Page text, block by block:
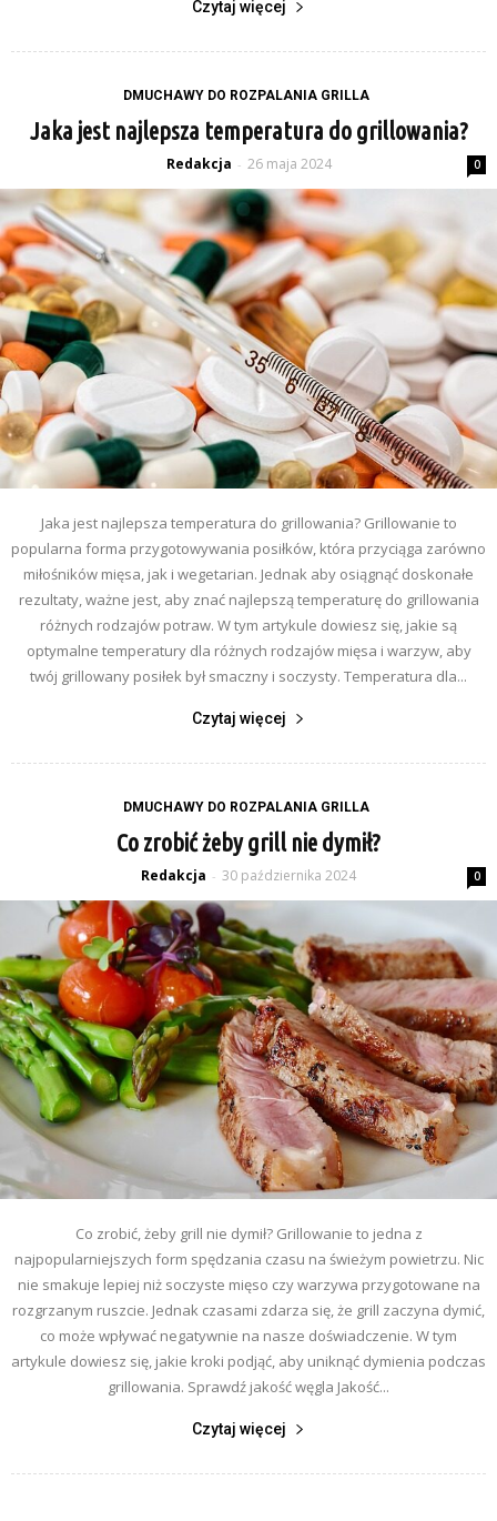
Czytaj więcej
DMUCHAWY DO ROZPALANIA GRILLA
Jaka jest najlepsza temperatura do grillowania?
Redakcja - 26 maja 2024 0
Jaka jest najlepsza temperatura do grillowania? Grillowanie to
popularna forma przygotowywania posiłków, która przyciąga zarówno
miłośników mięsa, jak i wegetarian. Jednak aby osiągnąć doskonałe
rezultaty, ważne jest, aby znać najlepszą temperaturę do grillowania
różnych rodzajów potraw. W tym artykule dowiesz się, jakie są
optymalne temperatury dla różnych rodzajów mięsa i warzyw, aby
twój grillowany posiłek był smaczny i soczysty. Temperatura dla...
Czytaj więcej
DMUCHAWY DO ROZPALANIA GRILLA
Co zrobić żeby grill nie dymił?
Redakcja - 30 października 2024 0
Co zrobić, żeby grill nie dymił? Grillowanie to jedna z
najpopularniejszych form spędzania czasu na świeżym powietrzu. Nic
nie smakuje lepiej niż soczyste mięso czy warzywa przygotowane na
rozgrzanym ruszcie. Jednak czasami zdarza się, że grill zaczyna dymić,
co może wpływać negatywnie na nasze doświadczenie. W tym
artykule dowiesz się, jakie kroki podjąć, aby uniknąć dymienia podczas
grillowania. Sprawdź jakość węgla Jakość...
Czytaj więcej